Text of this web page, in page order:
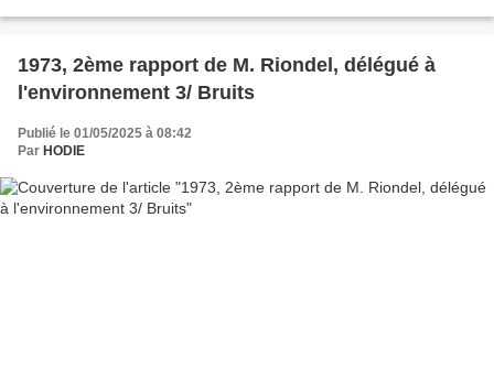
1973, 2ème rapport de M. Riondel, délégué à
l'environnement 3/ Bruits
Publié le 01/05/2025 à 08:42
Par HODIE